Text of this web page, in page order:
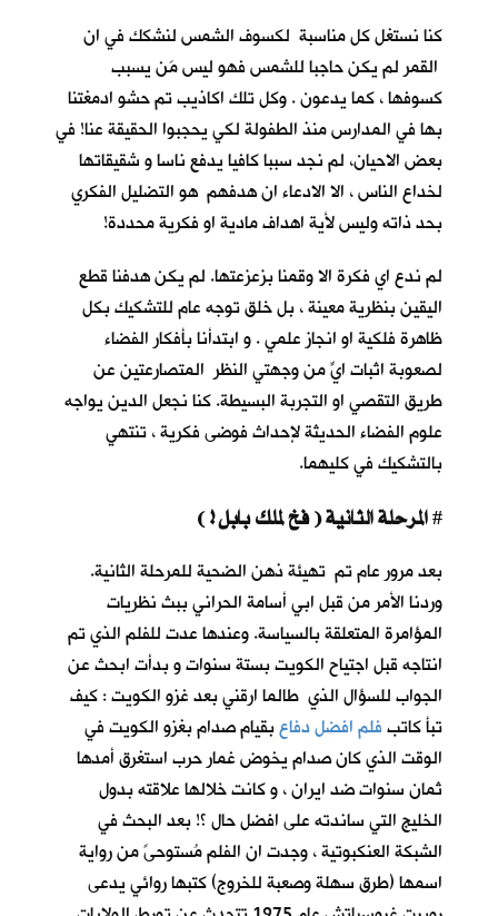
كنا نستغل كل مناسبة لكسوف الشمس لنشكك في ان
القمر لم يكن حاجبا للشمس فهو ليس مَن يسبب
كسوفها ، كما يدعون . وكل تلك اكاذيب تم حشو ادمغتنا
بها في المدارس منذ الطفولة لكي يحجبوا الحقيقة عنا! في
بعض الاحيان، لم نجد سببا كافيا يدفع ناسا و شقيقاتها
لخداع الناس ، الا الادعاء ان هدفهم هو التضليل الفكري
بحد ذاته وليس لأية اهداف مادية او فكرية محددة!
لم ندع اي فكرة الا وقمنا بزعزعتها. لم يكن هدفنا قطع
اليقين بنظرية معينة ، بل خلق توجه عام للتشكيك بكل
ظاهرة فلكية او انجاز علمي . و ابتدأنا بأفكار الفضاء
لصعوبة اثبات ايٍّ من وجهتي النظر المتصارعتين عن
طريق التقصي او التجربة البسيطة. كنا نجعل الدين يواجه
علوم الفضاء الحديثة لإحداث فوضى فكرية ، تنتهي
بالتشكيك في كليهما.
#
بعد مرور عام تم تهيئة ذهن الضحية للمرحلة الثانية.
وردنا الأمر من قبل ابي أسامة الحراني ببث نظريات
المؤامرة المتعلقة بالسياسة. وعندها عدت للفلم الذي تم
انتاجه قبل اجتياح الكويت بستة سنوات و بدأت ابحث عن
الجواب للسؤال الذي طالما ارقني بعد غزو الكويت : كيف
تبأ كاتبفلم افضل دفاعبقيام صدام بغزو الكويت في
الوقت الذي كان صدام يخوض غمار حرب استغرق أمدها
ثمان سنوات ضد ايران ، و كانت خلالها علاقته بدول
الخليج التي ساندته على افضل حال ؟! بعد البحث في
الشبكة العنكبوتية ، وجدت ان الفلم مُستوحىً من رواية
اسمها (طرق سهلة وصعبة للخروج) كتبها روائي يدعى